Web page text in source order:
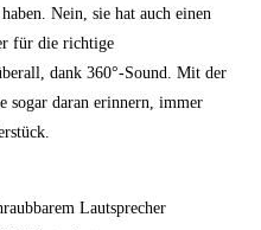
Nein, sie hat auch einen
für die richtige
dank 360°-Sound. Mit der
sogar daran erinnern, immer
Lautsprecher